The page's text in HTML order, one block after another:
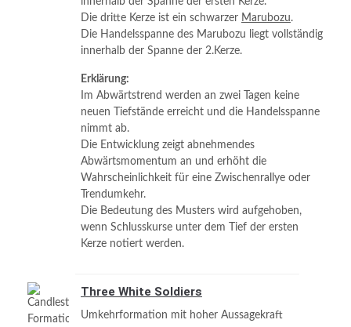
Die dritte Kerze ist ein schwarzer Marubozu.
Die Handelsspanne des Marubozu liegt vollständig
innerhalb der Spanne der 2.Kerze.
Erklärung:
Im Abwärtstrend werden an zwei Tagen keine
neuen Tiefstände erreicht und die Handelsspanne
nimmt ab.
Die Entwicklung zeigt abnehmendes
Abwärtsmomentum an und erhöht die
Wahrscheinlichkeit für eine Zwischenrallye oder
Trendumkehr.
Die Bedeutung des Musters wird aufgehoben,
wenn Schlusskurse unter dem Tief der ersten
Kerze notiert werden.
Three White Soldiers
Umkehrformation mit hoher Aussagekraft